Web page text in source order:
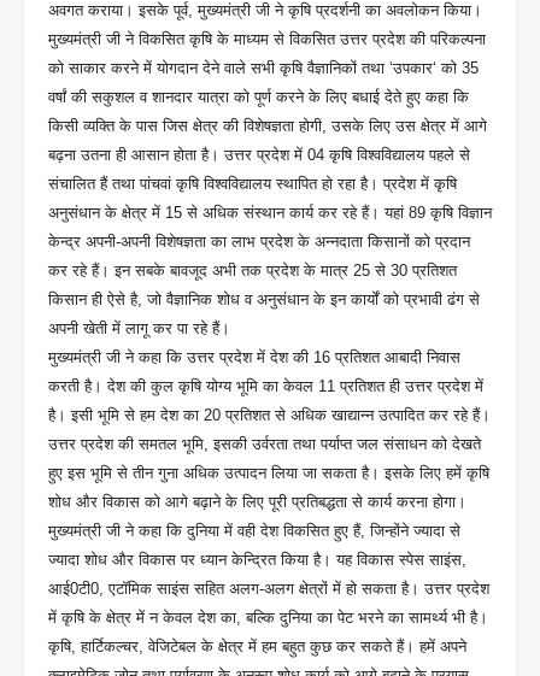
अवगत कराया। इसके पूर्व, मुख्यमंत्री जी ने कृषि प्रदर्शनी का अवलोकन किया।
मुख्यमंत्री जी ने विकसित कृषि के माध्यम से विकसित उत्तर प्रदेश की परिकल्पना
को साकार करने में योगदान देने वाले सभी कृषि वैज्ञानिकों तथा ‘उपकार‘ को 35
वर्षां की सकुशल व शानदार यात्रा को पूर्ण करने के लिए बधाई देते हुए कहा कि
किसी व्यक्ति के पास जिस क्षेत्र की विशेषज्ञता होगी, उसके लिए उस क्षेत्र में आगे
बढ़ना उतना ही आसान होता है। उत्तर प्रदेश में 04 कृषि विश्वविद्यालय पहले से
संचालित हैं तथा पांचवां कृषि विश्वविद्यालय स्थापित हो रहा है। प्रदेश में कृषि
अनुसंधान के क्षेत्र में 15 से अधिक संस्थान कार्य कर रहे हैं। यहां 89 कृषि विज्ञान
केन्द्र अपनी-अपनी विशेषज्ञता का लाभ प्रदेश के अन्नदाता किसानों को प्रदान
कर रहे हैं। इन सबके बावजूद अभी तक प्रदेश के मात्र 25 से 30 प्रतिशत
किसान ही ऐसे है, जो वैज्ञानिक शोध व अनुसंधान के इन कार्यों को प्रभावी ढंग से
अपनी खेती में लागू कर पा रहे हैं।
मुख्यमंत्री जी ने कहा कि उत्तर प्रदेश में देश की 16 प्रतिशत आबादी निवास
करती है। देश की कुल कृषि योग्य भूमि का केवल 11 प्रतिशत ही उत्तर प्रदेश में
है। इसी भूमि से हम देश का 20 प्रतिशत से अधिक खाद्यान्न उत्पादित कर रहे हैं।
उत्तर प्रदेश की समतल भूमि, इसकी उर्वरता तथा पर्याप्त जल संसाधन को देखते
हुए इस भूमि से तीन गुना अधिक उत्पादन लिया जा सकता है। इसके लिए हमें कृषि
शोध और विकास को आगे बढ़ाने के लिए पूरी प्रतिबद्धता से कार्य करना होगा।
मुख्यमंत्री जी ने कहा कि दुनिया में वही देश विकसित हुए हैं, जिन्होंने ज्यादा से
ज्यादा शोध और विकास पर ध्यान केन्द्रित किया है। यह विकास स्पेस साइंस,
आई0टी0, एटॉमिक साइंस सहित अलग-अलग क्षेत्रों में हो सकता है। उत्तर प्रदेश
में कृषि के क्षेत्र में न केवल देश का, बल्कि दुनिया का पेट भरने का सामर्थ्य भी है।
कृषि, हार्टिकल्चर, वेजिटेबल के क्षेत्र में हम बहुत कुछ कर सकते हैं। हमें अपने